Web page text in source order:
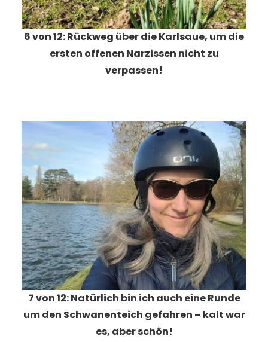
6 von 12: Rückweg über die Karlsaue, um die
ersten offenen Narzissen nicht zu
verpassen!
7 von 12: Natürlich bin ich auch eine Runde
um den Schwanenteich gefahren – kalt war
es, aber schön!